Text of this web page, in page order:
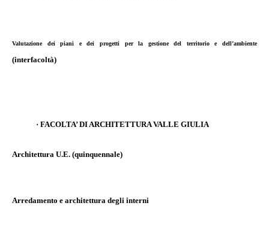
Valutazione dei piani e dei progetti per la gestione del territorio e dell’ambiente
(interfacoltà)
· FACOLTA’ DI ARCHITETTURA VALLE GIULIA
Architettura U.E. (quinquennale)
Arredamento e architettura degli interni